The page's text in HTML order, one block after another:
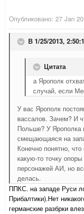
Опубликовано: 27 Jan
В 1/25/2013,
Цитата
а Ярополк
случай, если
У вас Ярополк
вассалов. Зачем? И
Польше? У Ярополка
смещающаяся на
Конечно понятно,
какую-то точку
персонажей АИ, но
делась.
ППКС. на западе Руси
Прибалтики).Нет
германские разбрки